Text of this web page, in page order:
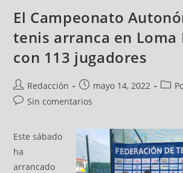
El Campeonato
tenis arranca en Loma
con 113 jugadores
Redacción mayo 14, 2022
Sin comentarios
Este sábado
ha
arrancado